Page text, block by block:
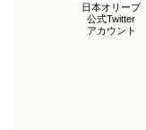
日本オリーブ
公式Twitter
アカウント